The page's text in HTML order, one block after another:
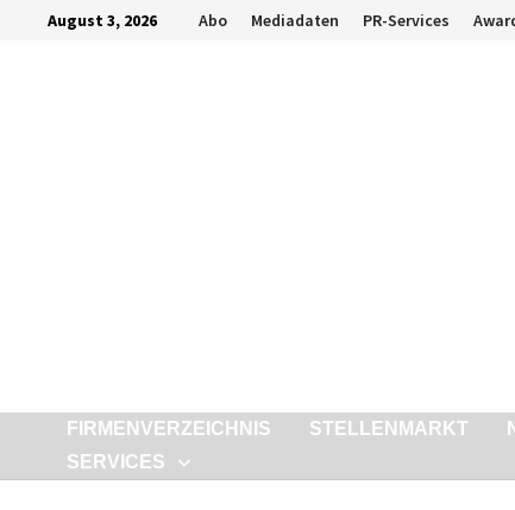
ZurückAugust 3, 2026 Abo Mediadaten PR-Services
FIRMENVERZEICHNIS STELLENMARKT
SERVICES